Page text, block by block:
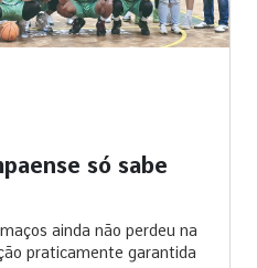
só sabe
ainda não perdeu na
praticamente garantida